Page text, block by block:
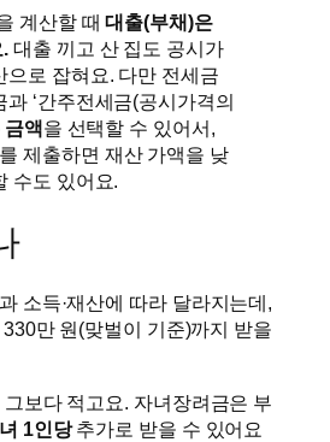
계산할 때대출(부채)은
대출 끼고 산 집도 공시가
으로 잡혀요. 다만 전세금
과 ‘간주전세금(공시가격의
금액을 선택할 수 있어서,
제출하면 재산 가액을 낮
수도 있어요.
소득·재산에 따라 달라지는데,
만 원(맞벌이 기준)까지 받을
그보다 적고요. 자녀장려금은 부
1인당추가로 받을 수 있어요